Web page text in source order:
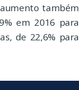
também
em 2016 para
de 22,6% para